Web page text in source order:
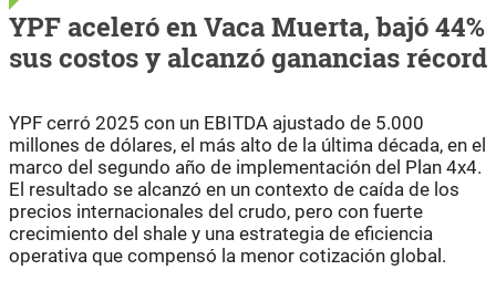
YPF aceleró en Vaca Muerta, bajó 44%
sus costos y alcanzó ganancias récord
YPF cerró 2025 con un EBITDA ajustado de 5.000
millones de dólares, el más alto de la última década, en el
marco del segundo año de implementación del Plan 4x4.
El resultado se alcanzó en un contexto de caída de los
precios internacionales del crudo, pero con fuerte
crecimiento del shale y una estrategia de eficiencia
operativa que compensó la menor cotización global.